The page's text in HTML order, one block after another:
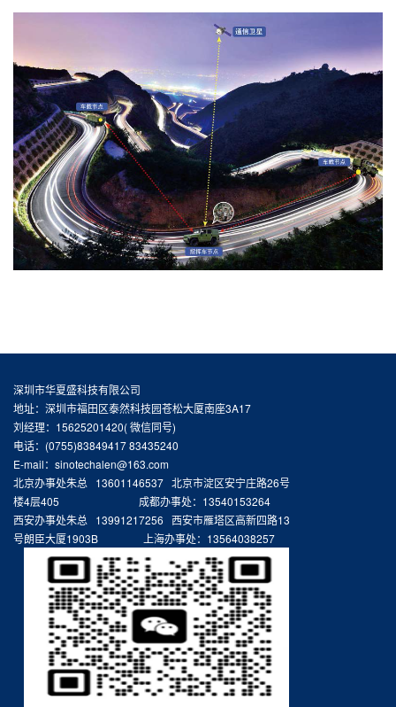
深圳市华夏盛科技有限公司
地址：深圳市福田区泰然科技园苍松大厦南座3A17
刘经理：15625201420( 微信同号)
电话：(0755)83849417 83435240
E-mail：sinotechalen@163.com
北京办事处朱总 13601146537 北京市淀区安宁庄路26号
楼4层405 成都办事处：13540153264
西安办事处朱总 13991217256 西安市雁塔区高新四路13
号朗臣大厦1903B 上海办事处：13564038257